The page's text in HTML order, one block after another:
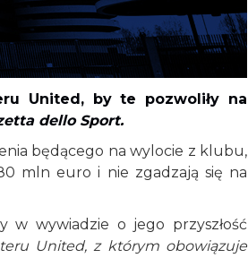
United, by te pozwoliły na
dello Sport.
będącego na wylocie z klubu,
mln euro i nie zgadzają się na
w wywiadzie o jego przyszłość
United, z którym obowiązuje